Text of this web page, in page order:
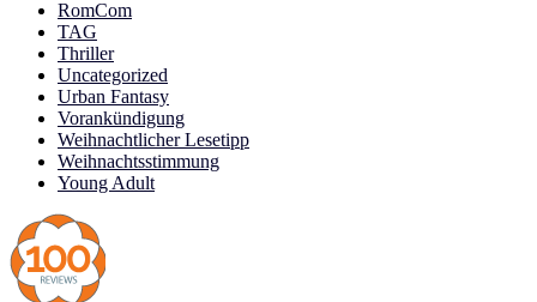
RomCom
TAG
Thriller
Uncategorized
Urban Fantasy
Vorankündigung
Weihnachtlicher Lesetipp
Weihnachtsstimmung
Young Adult